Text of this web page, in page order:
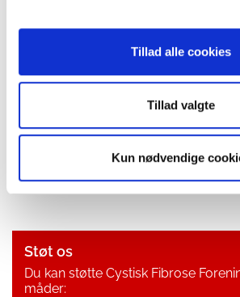
Tillad alle cookies
Tillad valgte
Kun nødvendige
Basaldefekten ved cystisk fibrose ›
Bakterier og svampe ›
Anlægsbærertest ›
2026: 10 år med screening af nyfødte
Støt os
Du kan støtte Cystisk Fibrose
måder: